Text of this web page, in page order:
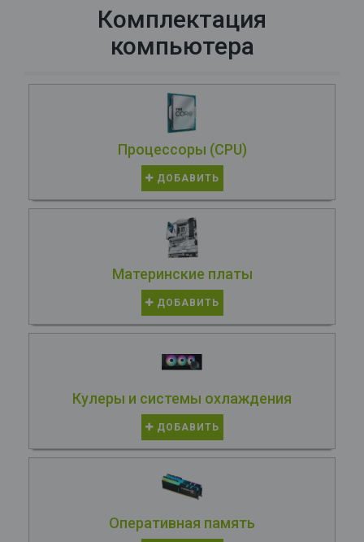
Комплектация
компьютера
Процессоры (CPU)
ДОБАВИТЬ
Материнские платы
ДОБАВИТЬ
Кулеры и системы охлаждения
ДОБАВИТЬ
Оперативная память